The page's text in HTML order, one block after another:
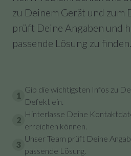
zu Deinem Gerät und zum
prüft Deine Angaben und
passende Lösung zu finden.
1
Gib die wichtigsten Infos zu
Defekt ein.
2
Hinterlasse Deine
erreichen können.
3
Unser Team prüft Deine
passende Lösung.